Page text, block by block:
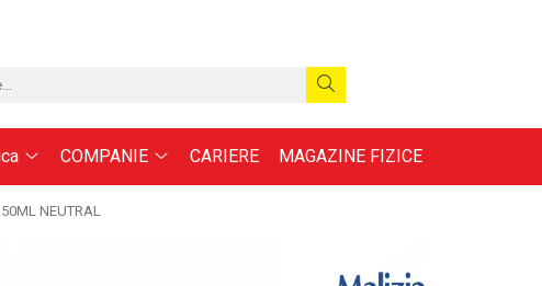
COMPANIE CARIERE MAGAZINE FIZICE
NEUTRAL